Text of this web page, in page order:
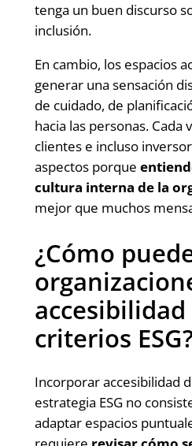
tenga un buen discurso
inclusión.
En cambio, los espacios
generar una sensación
de cuidado, de
hacia las personas. Cada
clientes e incluso
aspectos porque
cultura interna de la
mejor que muchos
¿Cómo
accesibilidad
criterios
Incorporar accesibilidad
estrategia ESG no
adaptar espacios